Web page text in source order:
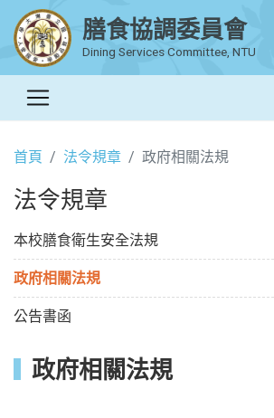
膳食協調委員會
Dining Services Committee, NTU
首頁 法令規章 政府相關法規
法令規章
本校膳食衛生安全法規
政府相關法規
公告書函
政府相關法規